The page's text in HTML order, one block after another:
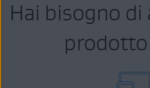
Hai bisogno
prodotto